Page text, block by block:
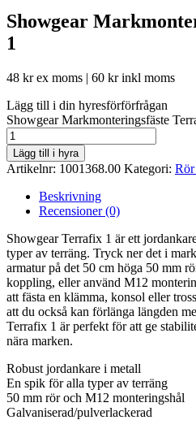
Showgear
1
48 krex moms | 60 krinkl moms
Lägg till i din hyresförförfrågan
Showgear Markmonteringsfäste
Lägg till i hyra
Artikelnr: 1001368.00 Kategori: Rör
Beskrivning
Recensioner (0)
Showgear Terrafix 1 är ett
typer av terräng. Tryck ner det i
armatur på det 50 cm höga 50 mm
koppling, eller använd M12
att fästa en klämma, konsol eller
att du också kan förlänga längden
Terrafix 1 är perfekt för att ge
nära marken.
Robust jordankare i metall
En spik för alla typer av terräng
50 mm rör och M12 monteringshål
Galvaniserad/pulverlackerad